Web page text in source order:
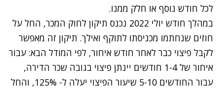
לכל חודש נוסף או חלק ממנו.
במהלך חודש יולי 2022 נכנס תיקון לחוק המכר, החל על
חוזים שנחתמו מכניסתו לתוקף ואילך. תיקון זה מאפשר
לקבל פיצוי כבר לאחר חודש איחור, לפי המודל הבא: עבור
איחור של 1-4 חודשים יינתן פיצוי בגובה שכר הדירה,
עבור החודשים 5-10 שיעור הפיצוי יעלה ל- 125%, והחל